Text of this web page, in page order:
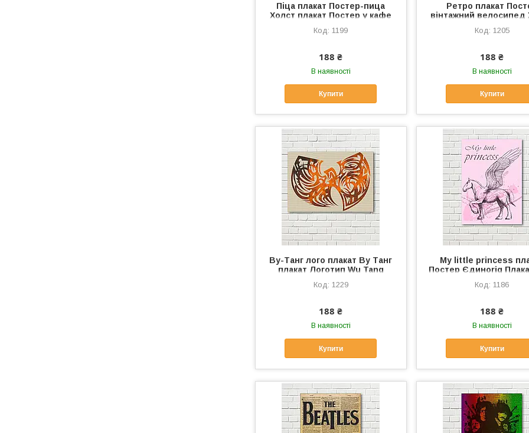
Піца плакат Постер-пица
Холст плакат Постер у кафе
мене та будь щаслив плакат
1199
188 ₴
В наявності
Купити
Ретро плакат
вінтажний велосипед
Матеріал полотна
1205
188 ₴
В наявності
Купити
Ву-Танг лого плакат Ву Танг
плакат Логотип Wu Tang
плакат Матеріал полотна
1229
188 ₴
В наявності
Купити
My little princess
Постер Єдиноrig
Рожевий плакат на
1186
188 ₴
В наявності
Купити